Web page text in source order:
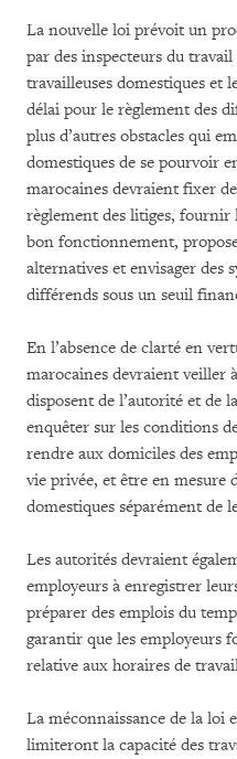
La nouvelle loi prévoit un
par des inspecteurs du
travailleuses domestiques et
délai pour le règlement des
plus d’autres obstacles qui
domestiques de se pourvoir
marocaines devraient fixer
règlement des litiges, fournir
bon fonctionnement,
alternatives et envisager des
différends sous un seuil
En l’absence de clarté en
marocaines devraient veiller
disposent de l’autorité et de
enquêter sur les conditions
rendre aux domiciles des
vie privée, et être en mesure
domestiques séparément de
Les autorités devraient
employeurs à enregistrer
préparer des emplois du
garantir que les employeurs
relative aux horaires de
La méconnaissance de la loi
limiteront la capacité des